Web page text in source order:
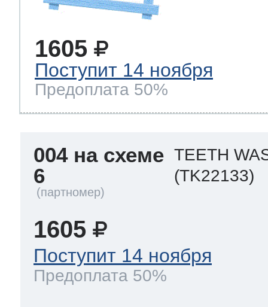
1605
Поступит 14 ноября
Предоплата 50%
004 на схеме
6
TEETH
(TK22133)
1605
Поступит 14 ноября
Предоплата 50%